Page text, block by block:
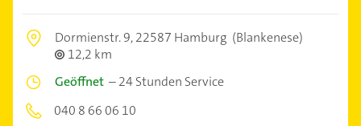
Dormienstr. 9,22587 Hamburg (Blankenese)
12,2 km
Geöffnet –24 Stunden Service
040 8 66 06 10